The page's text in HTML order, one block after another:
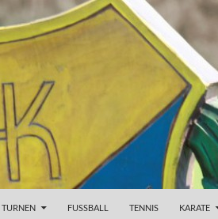
TURNEN FUSSBALL TENNIS KARATE